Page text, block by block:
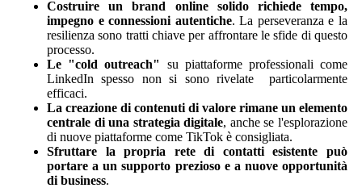
Costruire un brand online solido richiede tempo,
impegno e connessioni autentiche. La perseveranza e la
resilienza sono tratti chiave per affrontare le sfide di questo
processo.
Le "cold outreach" su piattaforme professionali come
LinkedIn spesso non si sono rivelate particolarmente
efficaci.
La creazione di contenuti di valore rimane un elemento
centrale di una strategia digitale, anche se l'esplorazione
di nuove piattaforme come TikTok è consigliata.
Sfruttare la propria rete di contatti esistente può
portare a un supporto prezioso e a nuove opportunità
di business.